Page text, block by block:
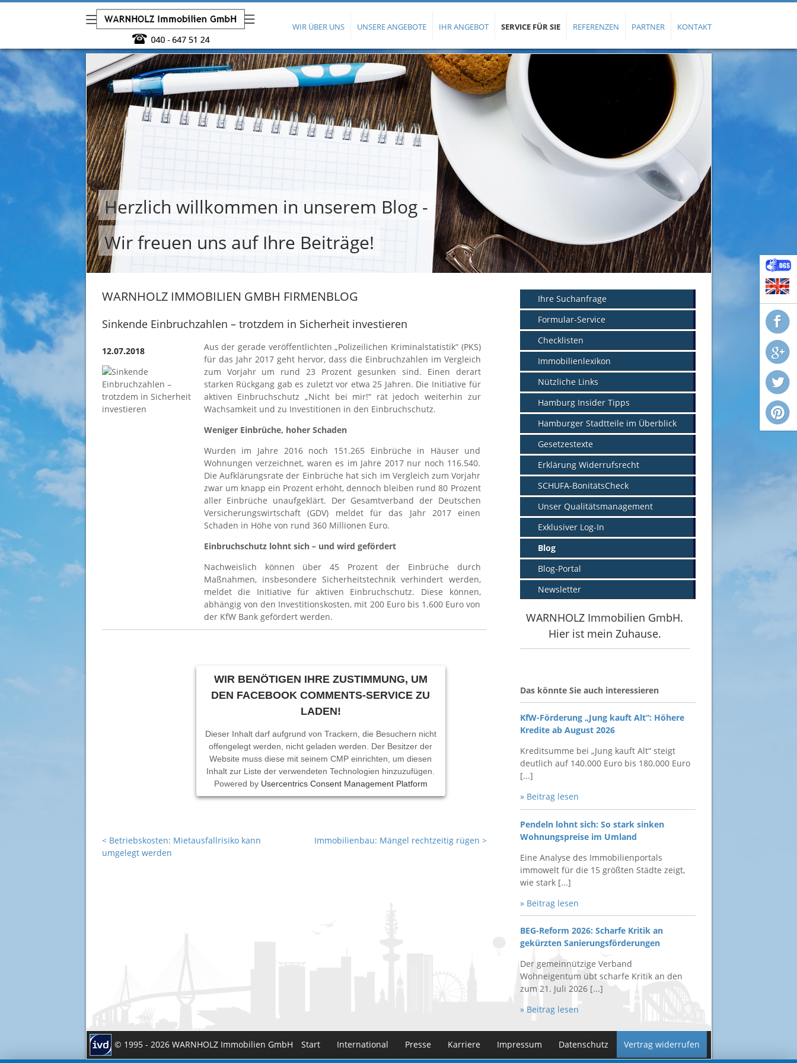
WIR ÜBER UNS UNSERE ANGEBOTE IHR ANGEBOT SERVICE FÜR SIE REFERENZEN PARTNER KONTAKT
Herzlich willkommen in unserem Blog -
Wir freuen uns auf Ihre Beiträge!
WARNHOLZ IMMOBILIEN GMBH FIRMENBLOG
Sinkende Einbruchzahlen – trotzdem in Sicherheit investieren
12.07.2018
Aus der gerade veröffentlichten „Polizeilichen Kriminalstatistik“ (PKS)
für das Jahr 2017 geht hervor, dass die Einbruchzahlen im Vergleich
zum Vorjahr um rund 23 Prozent gesunken sind. Einen derart
starken Rückgang gab es zuletzt vor etwa 25 Jahren. Die Initiative für
aktiven Einbruchschutz „Nicht bei mir!“ rät jedoch weiterhin zur
Wachsamkeit und zu Investitionen in den Einbruchschutz.
Weniger Einbrüche, hoher Schaden
Wurden im Jahre 2016 noch 151.265 Einbrüche in Häuser und
Wohnungen verzeichnet, waren es im Jahre 2017 nur noch 116.540.
Die Aufklärungsrate der Einbrüche hat sich im Vergleich zum Vorjahr
zwar um knapp ein Prozent erhöht, dennoch bleiben rund 80 Prozent
aller Einbrüche unaufgeklärt. Der Gesamtverband der Deutschen
Versicherungswirtschaft (GDV) meldet für das Jahr 2017 einen
Schaden in Höhe von rund 360 Millionen Euro.
Einbruchschutz lohnt sich – und wird gefördert
Nachweislich können über 45 Prozent der Einbrüche durch
Maßnahmen, insbesondere Sicherheitstechnik verhindert werden,
meldet die Initiative für aktiven Einbruchschutz. Diese können,
abhängig von den Investitionskosten, mit 200 Euro bis 1.600 Euro von
der KfW Bank gefördert werden.
WIR BENÖTIGEN IHRE ZUSTIMMUNG, UM
DEN FACEBOOK COMMENTS-SERVICE ZU
LADEN!
Dieser Inhalt darf aufgrund von Trackern, die Besuchern nicht
offengelegt werden, nicht geladen werden. Der Besitzer der
Website muss diese mit seinem CMP einrichten, um diesen
Inhalt zur Liste der verwendeten Technologien hinzuzufügen.
Powered by Usercentrics Consent Management Platform
< Betriebskosten: Mietausfallrisiko kann
umgelegt werden
Immobilienbau: Mängel rechtzeitig rügen >
Ihre Suchanfrage
Formular-Service
Checklisten
Immobilienlexikon
Nützliche Links
Hamburg Insider Tipps
Hamburger Stadtteile im Überblick
Gesetzestexte
Erklärung Widerrufsrecht
SCHUFA-BonitätsCheck
Unser Qualitätsmanagement
Exklusiver Log-In
Blog
Blog-Portal
Newsletter
WARNHOLZ Immobilien GmbH.
Hier ist mein Zuhause.
Das könnte Sie auch interessieren
KfW-Förderung „Jung kauft Alt“: Höhere
Kredite ab August 2026
Kreditsumme bei „Jung kauft Alt“ steigt
deutlich auf 140.000 Euro bis 180.000 Euro
[...]
» Beitrag lesen
Pendeln lohnt sich: So stark sinken
Wohnungspreise im Umland
Eine Analyse des Immobilienportals
immowelt für die 15 größten Städte zeigt,
wie stark [...]
» Beitrag lesen
BEG-Reform 2026: Scharfe Kritik an
gekürzten Sanierungsförderungen
Der gemeinnützige Verband
Wohneigentum übt scharfe Kritik an den
zum 21. Juli 2026 [...]
» Beitrag lesen
© 1995 - 2026 WARNHOLZ Immobilien GmbH Start International Presse Karriere Impressum Datenschutz Vertrag widerrufen